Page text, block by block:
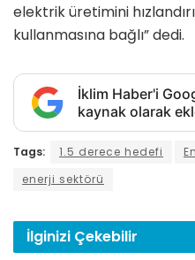
elektrik üretimini
kullanmasına bağlı” dedi.
İklim Haber'i
kaynak olarak
Tags: 1.5 derece hedefi
enerji sektörü
İlginizi Çekebilir